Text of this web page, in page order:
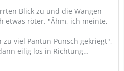
Blick zu und die Wangen
etwas röter. "Ähm, ich meinte,
viel Pantun-Punsch gekriegt",
eilig los in Richtung…